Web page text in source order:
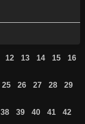
12 13 14 15 16
25 26 27 28 29
38 39 40 41 42